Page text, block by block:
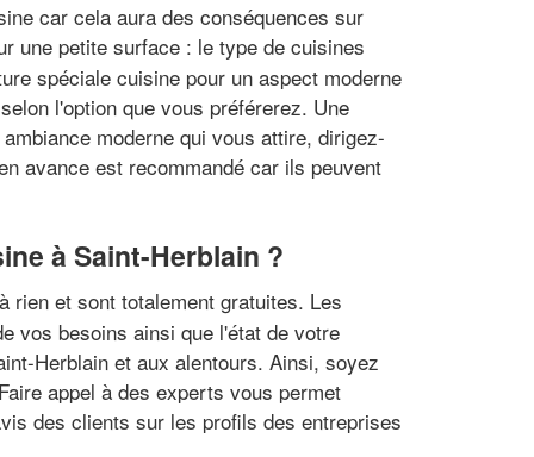
car cela aura des conséquences sur
une petite surface : le type de cuisines
spéciale cuisine pour un aspect moderne
l'option que vous préférerez. Une
moderne qui vous attire, dirigez-
avance est recommandé car ils peuvent
à Saint-Herblain ?
rien et sont totalement gratuites. Les
vos besoins ainsi que l'état de votre
Herblain et aux alentours. Ainsi, soyez
appel à des experts vous permet
des clients sur les profils des entreprises